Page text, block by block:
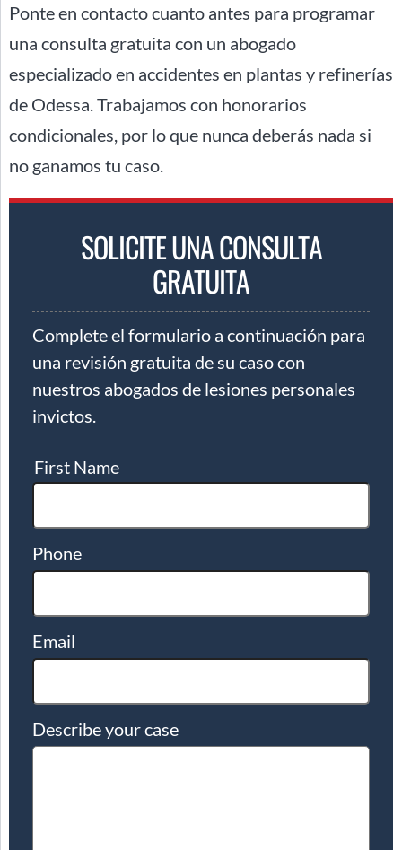
Ponte en contacto cuanto antes para programar
una consulta gratuita con un abogado
especializado en accidentes en plantas y refinerías
de Odessa. Trabajamos con honorarios
condicionales, por lo que nunca deberás nada si
no ganamos tu caso.
SOLICITE UNA CONSULTA
GRATUITA
Complete el formulario a continuación para
una revisión gratuita de su caso con
nuestros abogados de lesiones personales
invictos.
First Name
Phone
Email
Describe your case